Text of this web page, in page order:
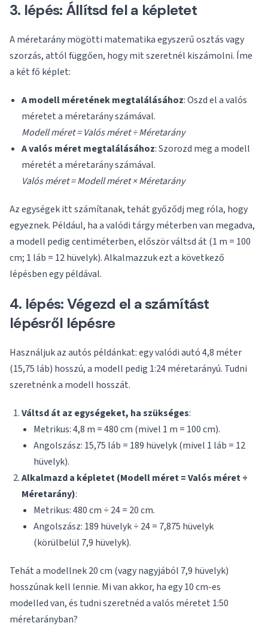
3. lépés: Állítsd fel a képletet
A méretarány mögötti matematika egyszerű osztás vagy
szorzás, attól függően, hogy mit szeretnél kiszámolni. Íme
a két fő képlet:
A modell méretének megtalálásához: Oszd el a valós
méretet a méretarány számával.
Modell méret = Valós méret ÷ Méretarány
A valós méret megtalálásához: Szorozd meg a modell
méretét a méretarány számával.
Valós méret = Modell méret × Méretarány
Az egységek itt számítanak, tehát győződj meg róla, hogy
egyeznek. Például, ha a valódi tárgy méterben van megadva,
a modell pedig centiméterben, először váltsd át (1 m = 100
cm; 1 láb = 12 hüvelyk). Alkalmazzuk ezt a következő
lépésben egy példával.
4. lépés: Végezd el a számítást
lépésről lépésre
Használjuk az autós példánkat: egy valódi autó 4,8 méter
(15,75 láb) hosszú, a modell pedig 1:24 méretarányú. Tudni
szeretnénk a modell hosszát.
Váltsd át az egységeket, ha szükséges:
Metrikus: 4,8 m = 480 cm (mivel 1 m = 100 cm).
Angolszász: 15,75 láb = 189 hüvelyk (mivel 1 láb = 12
hüvelyk).
Alkalmazd a képletet (Modell méret = Valós méret ÷
Méretarány):
Metrikus: 480 cm ÷ 24 = 20 cm.
Angolszász: 189 hüvelyk ÷ 24 = 7,875 hüvelyk
(körülbelül 7,9 hüvelyk).
Tehát a modellnek 20 cm (vagy nagyjából 7,9 hüvelyk)
hosszúnak kell lennie. Mi van akkor, ha egy 10 cm-es
modelled van, és tudni szeretnéd a valós méretet 1:50
méretarányban?